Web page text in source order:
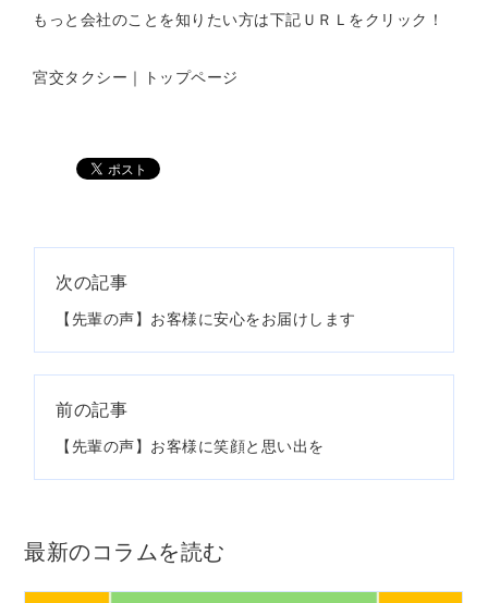
もっと会社のことを知りたい方は下記ＵＲＬをクリック！
宮交タクシー｜トップページ
次の記事
【先輩の声】お客様に安心をお届けします
前の記事
【先輩の声】お客様に笑顔と思い出を
最新のコラムを読む